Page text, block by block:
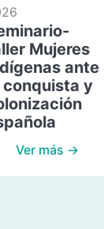
Mujeres
ante
conquista y
Ver más →